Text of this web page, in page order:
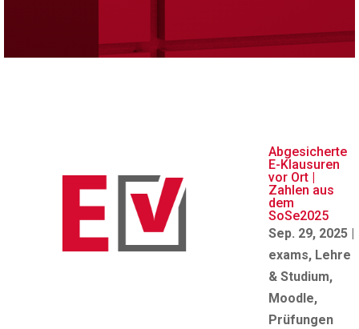
Abgesicherte
E-Klausuren
vor Ort |
Zahlen aus
dem
SoSe2025
Sep. 29, 2025 |
exams, Lehre
& Studium,
Moodle,
Prüfungen